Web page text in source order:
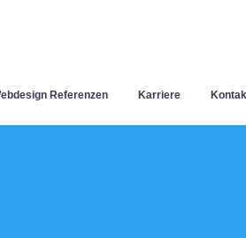
Referenzen Karriere